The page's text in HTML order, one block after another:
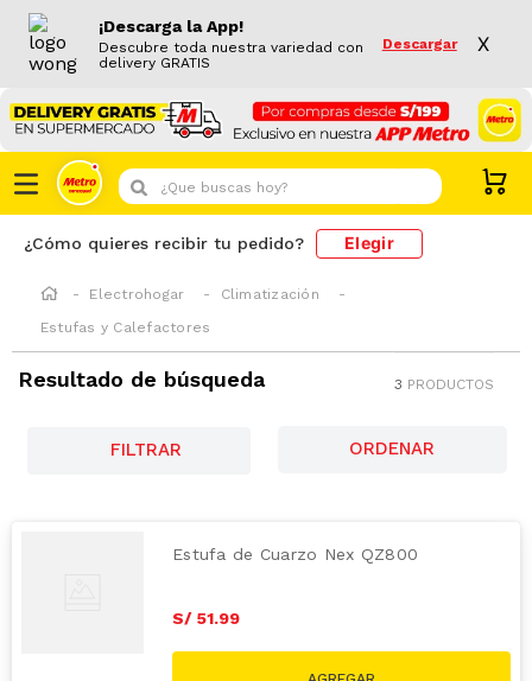
¡Descarga la App!
Descubre toda nuestra variedad con
delivery GRATIS
Descargar X
¿Que buscas hoy?
¿Cómo quieres recibir tu pedido? Elegir
Electrohogar
Climatización
Estufas y Calefactores
Resultado de búsqueda 3 PRODUCTOS
FILTRAR
Estufa de Cuarzo Nex QZ800
S/ 51.99